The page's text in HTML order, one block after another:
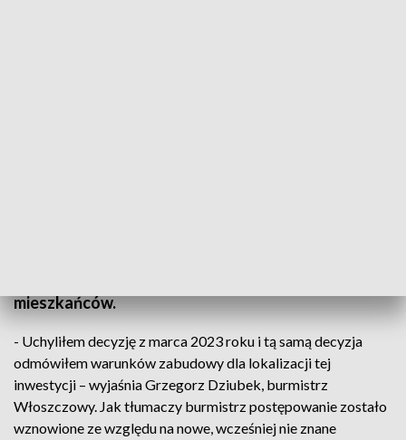
mieszkańców.
- Uchyliłem decyzję z marca 2023 roku i tą samą decyzja
odmówiłem warunków zabudowy dla lokalizacji tej
inwestycji – wyjaśnia Grzegorz Dziubek, burmistrz
Włoszczowy. Jak tłumaczy burmistrz postępowanie zostało
wznowione ze względu na nowe, wcześniej nie znane